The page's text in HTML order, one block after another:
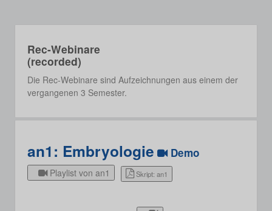
Rec-Webinare
(recorded)
Die Rec-Webinare sind Aufzeichnungen aus einem der
vergangenen 3 Semester.
an1: Embryologie Demo
Playlist von an1 Skript: an1